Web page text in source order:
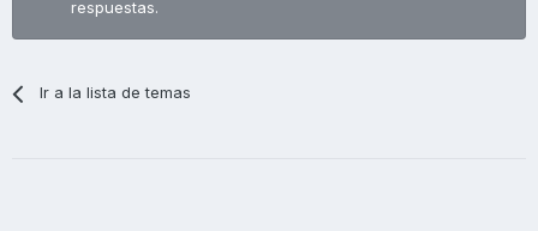
respuestas.
Ir a la lista de temas